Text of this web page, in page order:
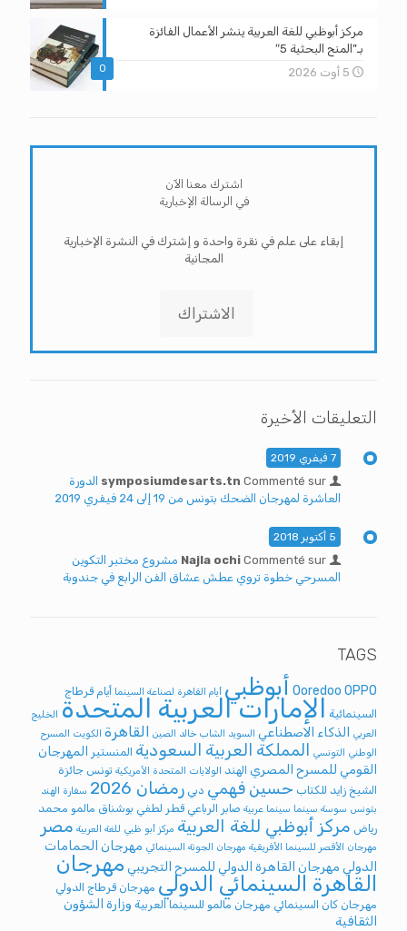
0
مركز أبوظبي للغة العربية ينشر الأعمال الفائزة
بـ”المنح البحثية 5″
5 أوت 2026
اشترك معنا الآن
في الرسالة الإخبارية
إبقاء على علم في نقرة واحدة و إشترك في النشرة الإخبارية
المجانية
الاشتراك
التعليقات الأخيرة
7 فيفري 2019
symposiumdesarts.tn Commenté sur
الدورة
العاشرة لمهرجان الضحك بتونس من 19 إلى 24 فيفري 2019
5 أكتوبر 2018
Najla ochi Commenté sur
مشروع مختبر التكوين
المسرحي خطوة تروي عطش عشاق الفن الرابع في جندوبة
TAGS
Ooredoo OPPO أبوظبي أيام القاهرة لصناعة السينما أيام قرطاج
السينمائية الإمارات العربية المتحدة
الخليج
العربي الذكاء الاصطناعي السويد الشاب خالد الصين القاهرة الكويت
المسرح
الوطني التونسي المملكة العربية السعودية المنستير المهرجان
القومي للمسرح المصري الهند الولايات المتحدة الأمريكية تونس جائزة
الشيخ زايد للكتاب حسين فهمي دبي رمضان 2026
سفارة الهند
بتونس سوسة سينما سينما عربية صابر الرباعي قطر لطفي بوشناق مالمو محمد
رياض مركز أبوظبي للغة العربية مركز أبو ظبي للغة العربية مصر
مهرجان الأقصر للسينما الأفريقية مهرجان الجونة السينمائي مهرجان الحمامات
الدولي مهرجان القاهرة الدولي للمسرح التجريبي مهرجان
القاهرة السينمائي الدولي مهرجان قرطاج الدولي
مهرجان كان السينمائي مهرجان مالمو للسينما العربية وزارة الشؤون
الثقافية